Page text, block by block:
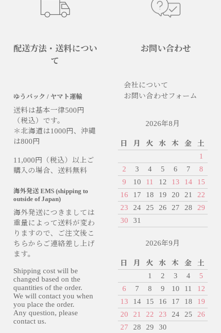
配送方法・送料につい
て
ゆうパック / ヤマト運輸
送料は基本一律500円
（税込）です。
＊北海道は1000円、沖縄
は800円
11,000円（税込）以上ご
購入の場合、送料無料
海外発送 EMS (shipping to
outside of Japan)
海外発送につきましては
重量によって送料が変わ
りますので、ご注文後こ
ちらからご連絡差し上げ
ます。
Shipping cost will be
changed based on the
quantities of the order.
We will contact you when
you place the order.
Any question, please
contact us.
お問い合わせ
会社について
お問い合わせフォーム
2026年8月
日 月 火 水 木 金
土
1
2
3 4 5 6 7
8
9
10 11 12 13 14
15
16
17 18 19 20 21
22
23
24 25 26 27 28
29
30
31
2026年9月
日 月 火 水 木 金
土
1
2 3 4
5
6
7 8 9 10 11
12
13
14 15 16 17 18
19
20
21 22 23 24 25
26
27
28 29 30